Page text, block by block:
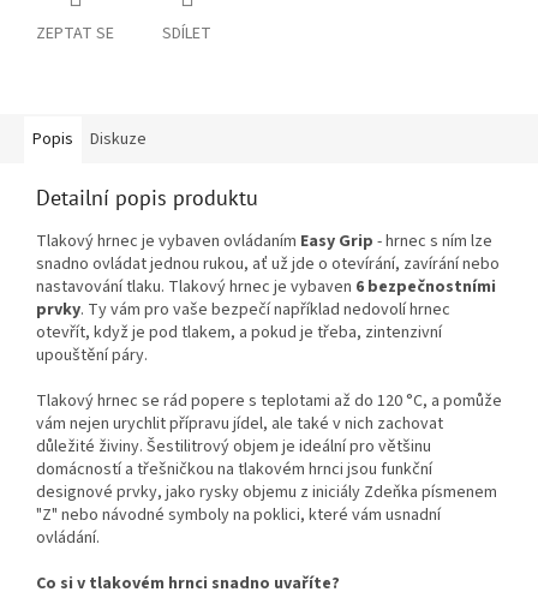
ZEPTAT SE SDÍLET
Popis Diskuze
Detailní popis produktu
Tlakový hrnec je vybaven ovládaním Easy Grip -hrnec s ním lze
snadno ovládat jednou rukou, ať už jde o otevírání, zavírání nebo
nastavování tlaku. Tlakový hrnec je vybaven 6 bezpečnostními
prvky. Ty vám pro vaše bezpečí například nedovolí hrnec
otevřít, když je pod tlakem, a pokud je třeba, zintenzivní
upouštění páry.
Tlakový hrnec se rád popere s teplotami až do 120 °C, a pomůže
vám nejen urychlit přípravu jídel, ale také v nich zachovat
důležité živiny. Šestilitrový objem je ideální pro většinu
domácností a třešničkou na tlakovém hrnci jsou funkční
designové prvky, jako rysky objemu z iniciály Zdeňka písmenem
"Z" nebo návodné symboly na poklici, které vám usnadní
ovládání.
Co si v tlakovém hrnci snadno uvaříte?